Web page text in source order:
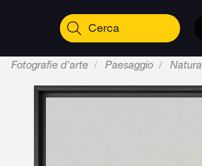
Fotografie d'arte Paesaggio Natura